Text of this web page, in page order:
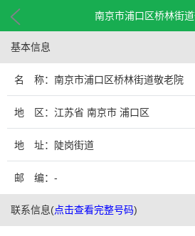
南京市浦口区桥林街
基本信息
名 称：南京市浦口区桥林街道敬老院
地 区：江苏省 南京市 浦口区
地 址：陡岗街道
邮 编：-
联系信息(点击查看完整号码)